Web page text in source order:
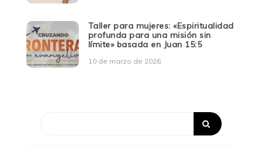
Taller para mujeres: «Espiritualidad
profunda para una misión sin
límite» basada en Juan 15:5
10 de marzo de 2026